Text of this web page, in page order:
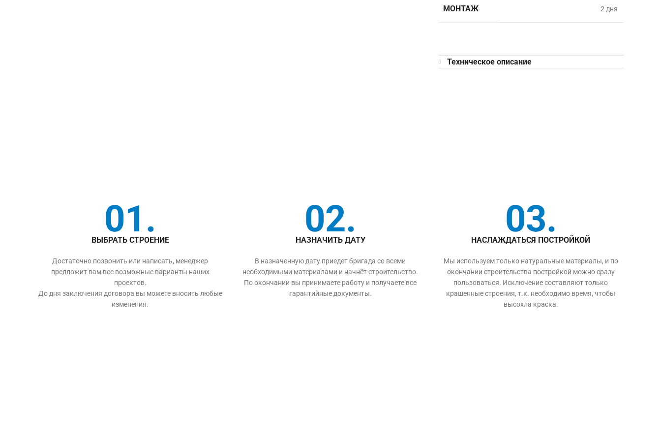
МОНТАЖ 2 дня
Техническое описание
01.
ВЫБРАТЬ СТРОЕНИЕ
Достаточно позвонить или написать, менеджер
предложит вам все возможные варианты наших
проектов.
До дня заключения договора вы можете вносить любые
изменения.
02.
НАЗНАЧИТЬ ДАТУ
В назначенную дату приедет бригада со всеми
необходимыми материалами и начнёт строительство.
По окончании вы принимаете работу и получаете все
гарантийные документы.
03.
НАСЛАЖДАТЬСЯ ПОСТРОЙКОЙ
Мы используем только натуральные материалы, и по
окончании строительства постройкой можно сразу
пользоваться. Исключение составляют только
крашенные строения, т.к. необходимо время, чтобы
высохла краска.